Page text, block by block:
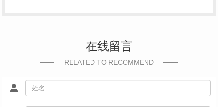
在线留言
RELATED TO RECOMMEND